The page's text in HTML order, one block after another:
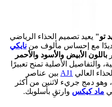
تو" يعيد تصميم الحذاء الرياضي
مع إحساس مألوف من نايكي
باللون الأبيض والأسود والأحمر
والتفاصيل الأصلية تمنح تعبيرًا
العالي AJ1 بين عناصر
وهو دمج جريء لاثنين من أكثر
ماد كيكس وارتقِ بأسلوبك.